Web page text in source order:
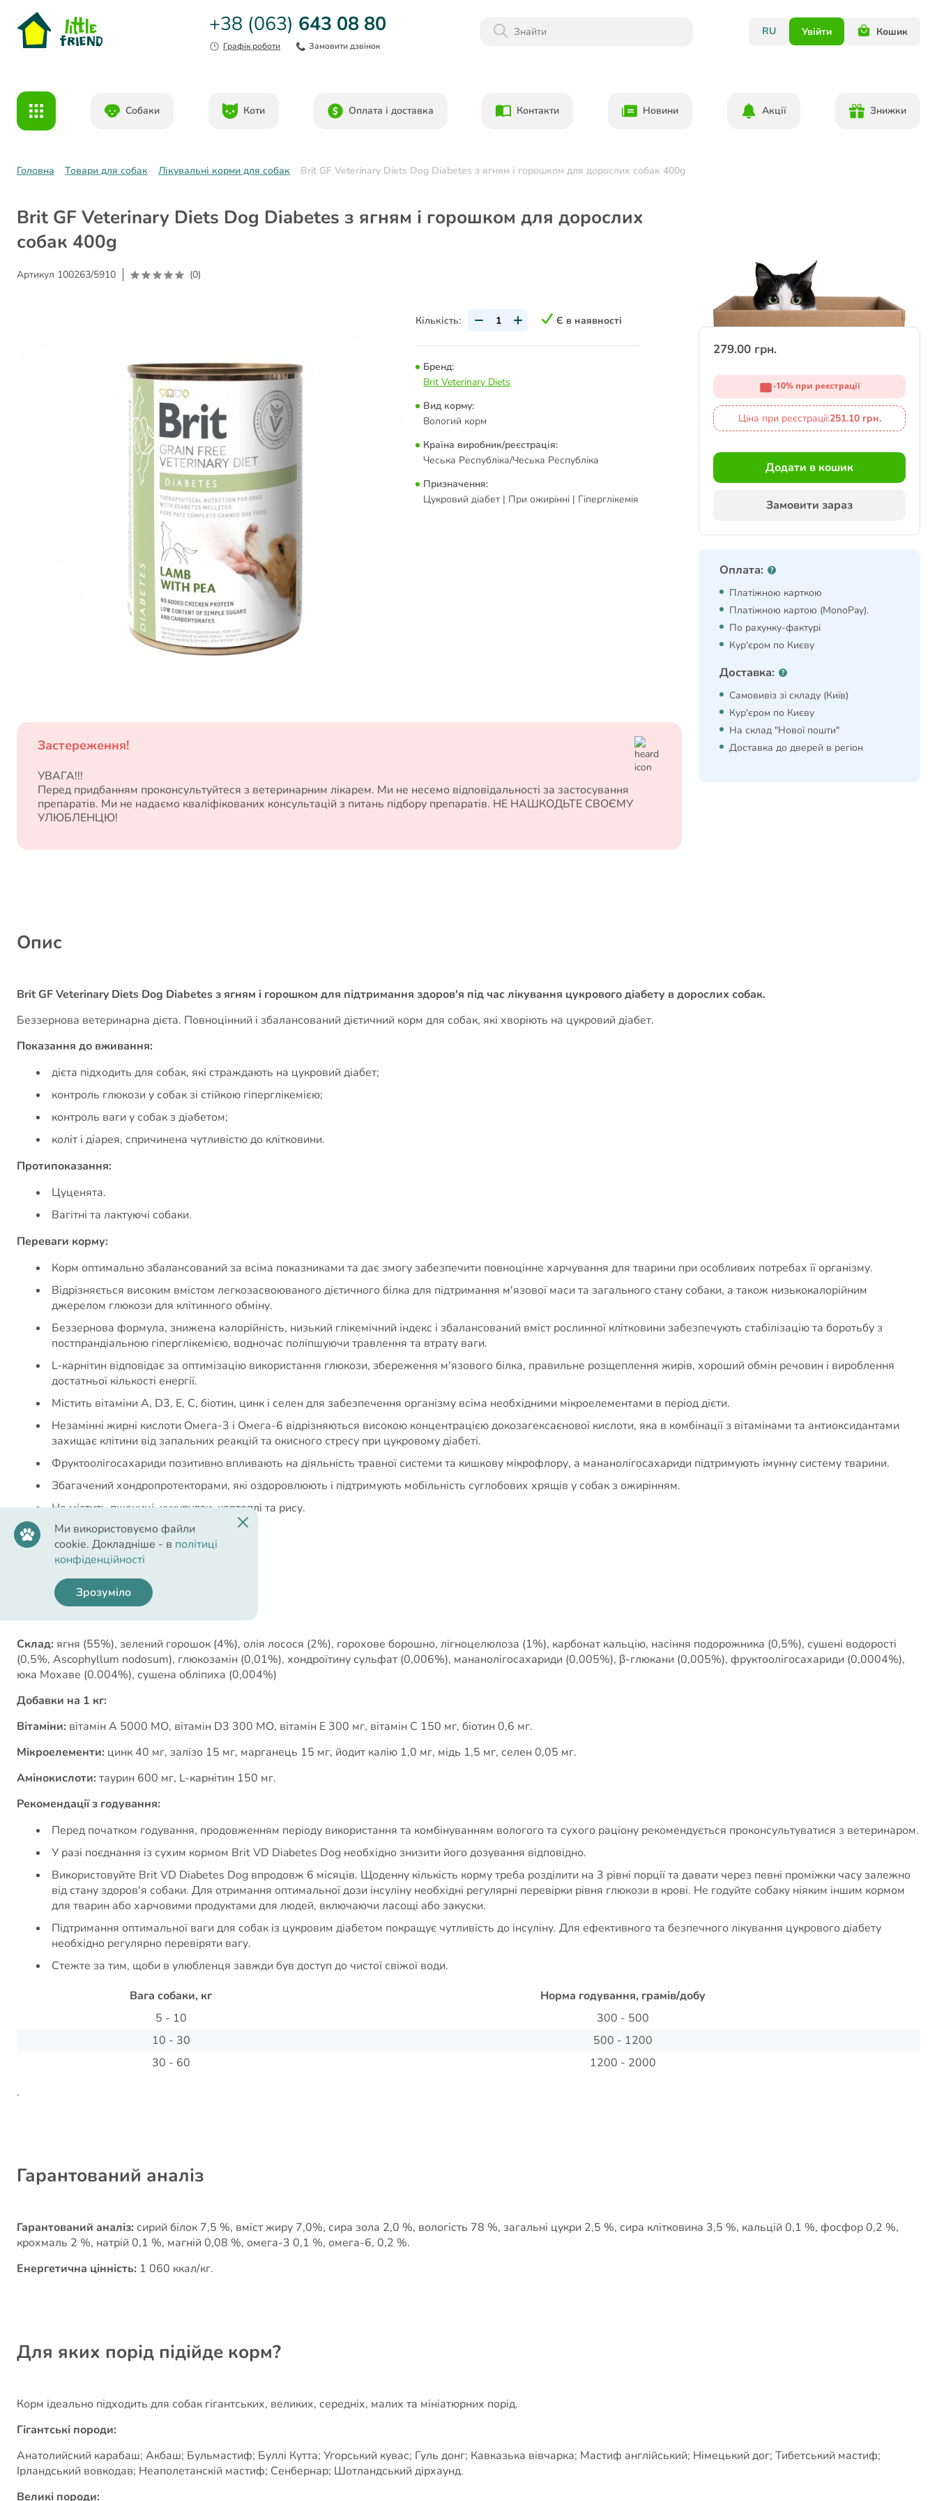
Даруємо 1000гр на бонусний рахунок при реєстрації!)
+38 (063) 643 08 80
Графік роботи Замовити дзвінок
RU Увійти Кошик
Собаки Коти Оплата і доставка Контакти Новини Акції Знижки
Головна Товари для собак Лікувальні корми для собак Brit GF Veterinary Diets Dog Diabetes з ягням і горошком для дорослих собак 400g
Brit GF Veterinary Diets Dog Diabetes з ягням і горошком для дорослих
собак 400g
Артикул 100263/5910 (0)
Кількість: Є в наявності
Бренд:
Brit Veterinary Diets
Вид корму:
Вологий корм
Країна виробник/реєстрація:
Чеська Республіка/Чеська Республіка
Призначення:
Цукровий діабет | При ожирінні | Гіперглікемія
Застереження!
УВАГА!!!
Перед придбанням проконсультуйтеся з ветеринарним лікарем. Ми не несемо відповідальності за застосування
препаратів. Ми не надаємо кваліфікованих консультацій з питань підбору препаратів. НЕ НАШКОДЬТЕ СВОЄМУ
УЛЮБЛЕНЦЮ!
279.00 грн.
-10% при реєстрації
Ціна при реєстрації:251.10 грн.
Додати в кошик
Замовити зараз
Оплата:
Платіжною карткою
Платіжною картою (MonoPay).
По рахунку-фактурі
Кур'єром по Києву
Доставка:
Самовивіз зі складу (Київ)
Кур'єром по Києву
На склад "Нової пошти"
Доставка до дверей в регіон
Опис
Brit GF Veterinary Diets Dog Diabetes з ягням і горошком для підтримання здоров'я під час лікування цукрового діабету в дорослих собак.
Беззернова ветеринарна дієта. Повноцінний і збалансований дієтичний корм для собак, які хворіють на цукровий діабет.
Показання до вживання:
дієта підходить для собак, які страждають на цукровий діабет;
контроль глюкози у собак зі стійкою гіперглікемією;
контроль ваги у собак з діабетом;
коліт і діарея, спричинена чутливістю до клітковини.
Протипоказання:
Цуценята.
Вагітні та лактуючі собаки.
Переваги корму:
Корм оптимально збалансований за всіма показниками та дає змогу забезпечити повноцінне харчування для тварини при особливих потребах її організму.
Відрізняється високим вмістом легкозасвоюваного дієтичного білка для підтримання м'язової маси та загального стану собаки, а також низькокалорійним
джерелом глюкози для клітинного обміну.
Беззернова формула, знижена калорійність, низький глікемічний індекс і збалансований вміст рослинної клітковини забезпечують стабілізацію та боротьбу з
постпрандіальною гіперглікемією, водночас поліпшуючи травлення та втрату ваги.
L-карнітин відповідає за оптимізацію використання глюкози, збереження м'язового білка, правильне розщеплення жирів, хороший обмін речовин і вироблення
достатньої кількості енергії.
Містить вітаміни А, D3, Е, С, біотин, цинк і селен для забезпечення організму всіма необхідними мікроелементами в період дієти.
Незамінні жирні кислоти Омега-3 і Омега-6 відрізняються високою концентрацією докозагексаєнової кислоти, яка в комбінації з вітамінами та антиоксидантами
захищає клітини від запальних реакцій та окисного стресу при цукровому діабеті.
Фруктоолігосахариди позитивно впливають на діяльність травної системи та кишкову мікрофлору, а мананолігосахариди підтримують імунну систему тварини.
Збагачений хондропротекторами, які оздоровлюють і підтримують мобільність суглобових хрящів у собак з ожирінням.
Не містить пшениці, кукурудзи, картоплі та рису.
Cклад
Склад: ягня (55%), зелений горошок (4%), олія лосося (2%), горохове борошно, лігноцелюлоза (1%), карбонат кальцію, насіння подорожника (0,5%), сушені водорості
(0,5%, Ascophyllum nodosum), глюкозамін (0,01%), хондроїтину сульфат (0,006%), мананолігосахариди (0,005%), β-глюкани (0,005%), фруктоолігосахариди (0,0004%),
юка Мохаве (0.004%), сушена обліпиха (0,004%)
Добавки на 1 кг:
Вітаміни: вітамін А 5000 МО, вітамін D3 300 МО, вітамін Е 300 мг, вітамін С 150 мг, біотин 0,6 мг.
Мікроелементи: цинк 40 мг, залізо 15 мг, марганець 15 мг, йодит калію 1,0 мг, мідь 1,5 мг, селен 0,05 мг.
Амінокислоти: таурин 600 мг, L-карнітин 150 мг.
Рекомендації з годування:
Перед початком годування, продовженням періоду використання та комбінуванням вологого та сухого раціону рекомендується проконсультуватися з ветеринаром.
У разі поєднання із сухим кормом Brit VD Diabetes Dog необхідно знизити його дозування відповідно.
Використовуйте Brit VD Diabetes Dog впродовж 6 місяців. Щоденну кількість корму треба розділити на 3 рівні порції та давати через певні проміжки часу залежно
від стану здоров'я собаки. Для отримання оптимальної дози інсуліну необхідні регулярні перевірки рівня глюкози в крові. Не годуйте собаку ніяким іншим кормом
для тварин або харчовими продуктами для людей, включаючи ласощі або закуски.
Підтримання оптимальної ваги для собак із цукровим діабетом покращує чутливість до інсуліну. Для ефективного та безпечного лікування цукрового діабету
необхідно регулярно перевіряти вагу.
Стежте за тим, щоби в улюбленця завжди був доступ до чистої свіжої води.
Вага собаки, кг
Норма годування, грамів/добу
5 - 10
300 - 500
10 - 30
500 - 1200
30 - 60
1200 - 2000
.
Гарантований аналіз
Гарантований аналіз: сирий білок 7,5 %, вміст жиру 7,0%, сира зола 2,0 %, вологість 78 %, загальні цукри 2,5 %, сира клітковина 3,5 %, кальцій 0,1 %, фосфор 0,2 %,
крохмаль 2 %, натрій 0,1 %, магній 0,08 %, омега-3 0,1 %, омега-6, 0,2 %.
Енергетична цінність: 1 060 ккал/кг.
Для яких порід підійде корм?
Корм ідеально підходить для собак гігантських, великих, середніх, малих та мініатюрних порід.
Гігантські породи:
Анатолийский карабаш; Акбаш; Бульмастиф; Буллі Кутта; Угорський кувас; Гуль донг; Кавказька вівчарка; Мастиф англійський; Німецький дог; Тибетський мастиф;
Ірландський вовкодав; Неаполетанскій мастиф; Сенбернар; Шотландський дірхаунд.
Великі породи:
Ми використовуємо файли
cookie. Докладніше - в політиці
конфіденційності
Зрозуміло